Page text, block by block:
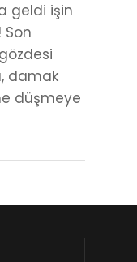
geldi işin
Son
damak
düşmeye